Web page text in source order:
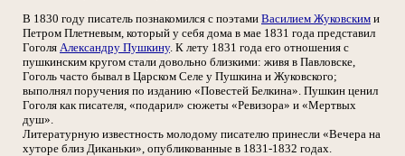
В 1830 году писатель познакомился с поэтами Василием Жуковским и
Петром Плетневым, который у себя дома в мае 1831 года представил
Гоголя Александру Пушкину. К лету 1831 года его отношения с
пушкинским кругом стали довольно близкими: живя в Павловске,
Гоголь часто бывал в Царском Селе у Пушкина и Жуковского;
выполнял поручения по изданию «Повестей Белкина». Пушкин ценил
Гоголя как писателя, «подарил» сюжеты «Ревизора» и «Мертвых
душ».
Литературную известность молодому писателю принесли «Вечера на
хуторе близ Диканьки», опубликованные в 1831-1832 годах.